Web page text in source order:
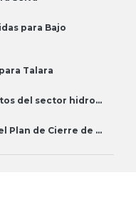
para Bajo
Talara
del sector hidro...
Plan de Cierre de ...